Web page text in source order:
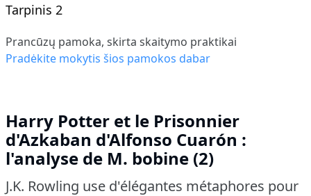
Tarpinis 2
Prancūzų pamoka, skirta skaitymo praktikai
Pradėkite mokytis šios pamokos dabar
Harry Potter et le Prisonnier
d'Azkaban d'Alfonso Cuarón :
l'analyse de M. bobine (2)
J.K. Rowling use d'élégantes métaphores pour